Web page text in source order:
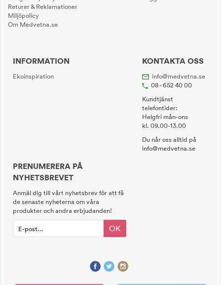
Returer & Reklamationer
Miljöpolicy
Om Medvetna.se
INFORMATION
Ekoinspiration
KONTAKTA OSS
info@medvetna.se
08 - 652 40 00
Kundtjänst
telefontider:
Helgfri mån-ons
kl. 09.00-13.00
Du når oss alltid på
info@medvetna.se
PRENUMERERA PÅ
NYHETSBREVET
Anmäl dig till vårt nyhetsbrev för att få
de senaste nyheterna om våra
produkter och andra erbjudanden!
OK